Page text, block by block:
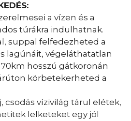
a vízen és a
túrákra indulhatnak.
suppal felfedezheted a
lagúnáit, végeláthatatlan
hosszú gátkoronán
körbetekerheted a
csodás vízivilág tárul elétek,
lelketeket egy jól